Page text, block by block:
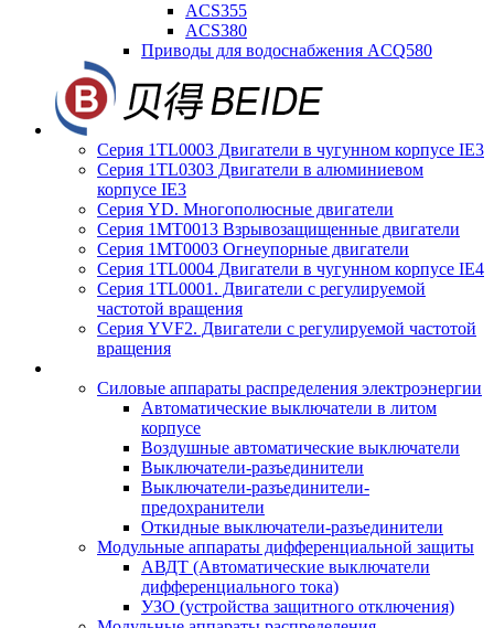
ACS355
ACS380
Приводы для водоснабжения ACQ580
Серия 1TL0003 Двигатели в чугунном корпусе IE3
Серия 1TL0303 Двигатели в алюминиевом
корпусе IE3
Серия YD. Многополюсные двигатели
Серия 1MT0013 Взрывозащищенные двигатели
Серия 1MT0003 Огнеупорные двигатели
Серия 1TL0004 Двигатели в чугунном корпусе IE4
Серия 1TL0001. Двигатели с регулируемой
частотой вращения
Серия YVF2. Двигатели с регулируемой частотой
вращения
Силовые аппараты распределения электроэнергии
Автоматические выключатели в литом
корпусе
Воздушные автоматические выключатели
Выключатели-разъединители
Выключатели-разъединители-
предохранители
Откидные выключатели-разъединители
Модульные аппараты дифференциальной защиты
АВДТ (Автоматические выключатели
дифференциального тока)
УЗО (устройства защитного отключения)